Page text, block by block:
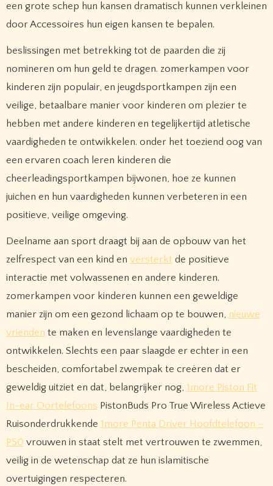
een grote schep hun kansen dramatisch kunnen verkleinen
door Accessoires hun eigen kansen te bepalen.
beslissingen met betrekking tot de paarden die zij
nomineren om hun geld te dragen. zomerkampen voor
kinderen zijn populair, en jeugdsportkampen zijn een
veilige, betaalbare manier voor kinderen om plezier te
hebben met andere kinderen en tegelijkertijd atletische
vaardigheden te ontwikkelen. onder het toeziend oog van
een ervaren coach leren kinderen die
cheerleadingsportkampen bijwonen, hoe ze kunnen
juichen en hun vaardigheden kunnen verbeteren in een
positieve, veilige omgeving.
Deelname aan sport draagt ​​bij aan de opbouw van het
zelfrespect van een kind en versterkt de positieve
interactie met volwassenen en andere kinderen.
zomerkampen voor kinderen kunnen een geweldige
manier zijn om een ​​gezond lichaam op te bouwen, nieuwe
vrienden te maken en levenslange vaardigheden te
ontwikkelen. Slechts een paar slaagde er echter in een
bescheiden, comfortabel zwempak te creëren dat er
geweldig uitziet en dat, belangrijker nog, 1more Piston Fit
In-ear Oortelefoons PistonBuds Pro True Wireless Actieve
Ruisonderdrukkende 1more Penta Driver Hoofdtelefoon –
P50 vrouwen in staat stelt met vertrouwen te zwemmen,
veilig in de wetenschap dat ze hun islamitische
overtuigingen respecteren.